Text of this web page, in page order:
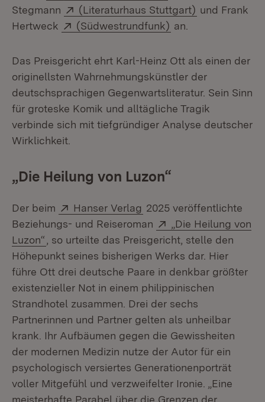
Stegmann
Extern:
(Literaturhaus Stuttgart) (Öffnet in
und Frank
Hertweck
Extern:
(Südwestrundfunk) (Öffnet in neuem
an.
Das Preisgericht ehrt Karl-Heinz Ott als einen der
originellsten Wahrnehmungskünstler der
deutschsprachigen Gegenwartsliteratur. Sein Sinn
für groteske Komik und alltägliche Tragik
verbinde sich mit tiefgründiger Analyse deutscher
Wirklichkeit.
„Die Heilung von Luzon“
Der beim Extern:
Hanser Verlag (Öffnet in neuem
2025 veröffentlichte
Beziehungs- und Reiseroman
Extern:
„Die Heilung von
Luzon“ (Öffnet in neuem Fenster)
, so urteilte das Preisgericht, stelle den
Höhepunkt seines bisherigen Werks dar. Hier
führe Ott drei deutsche Paare in denkbar größter
existenzieller Not in einem philippinischen
Strandhotel zusammen. Drei der sechs
Partnerinnen und Partner gelten als unheilbar
krank. Ihr Aufbäumen gegen die Gewissheiten
der modernen Medizin nutze der Autor für ein
psychologisch versiertes Generationenporträt
voller Mitgefühl und verzweifelter Ironie. „Eine
meisterhafte Parabel über die Grenzen der